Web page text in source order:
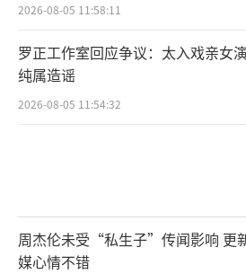
2026-08-05 11:58:11
罗正工作室回应争议：太入戏亲女
纯属造谣
2026-08-05 11:54:32
周杰伦未受“私生子”传闻影响 更
媒心情不错